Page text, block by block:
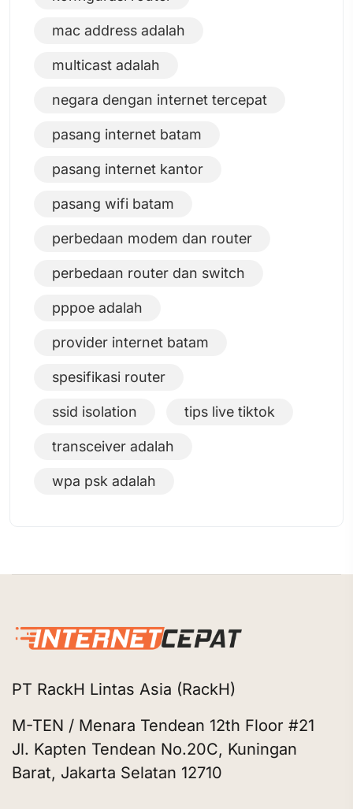
mac address adalah
multicast adalah
negara dengan internet tercepat
pasang internet batam
pasang internet kantor
pasang wifi batam
perbedaan modem dan router
perbedaan router dan switch
pppoe adalah
provider internet batam
spesifikasi router
ssid isolation tips live tiktok
transceiver adalah
wpa psk adalah
PT RackH Lintas Asia (RackH)
M-TEN / Menara Tendean 12th Floor #21
Jl. Kapten Tendean No.20C, Kuningan
Barat, Jakarta Selatan 12710